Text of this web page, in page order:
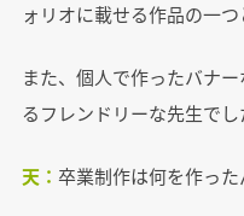
ォリオに載せる作品の一
また、個人で作ったバナ
るフレンドリーな先生でし
天： 卒業制作は何を作った